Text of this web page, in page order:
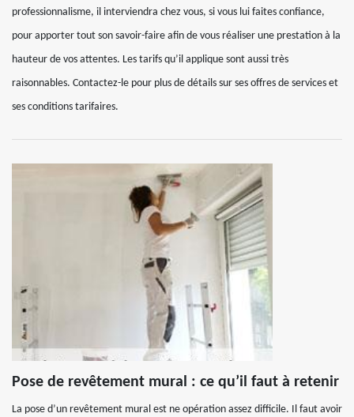
professionnalisme, il interviendra chez vous, si vous lui faites confiance,
pour apporter tout son savoir-faire afin de vous réaliser une prestation à la
hauteur de vos attentes. Les tarifs qu’il applique sont aussi très
raisonnables. Contactez-le pour plus de détails sur ses offres de services et
ses conditions tarifaires.
Pose de revêtement mural : ce qu’il faut à retenir
La pose d’un revêtement mural est ne opération assez difficile. Il faut avoir